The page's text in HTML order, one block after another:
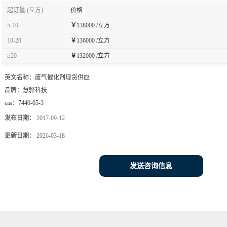
起订量 (立方) 价格
5-10 ￥138000 /立方
10-20 ￥136000 /立方
≥20 ￥132000 /立方
英文名称： 废气催化剂现货供应
品牌： 慧骅科技
cas： 7440-05-3
发布日期： 2017-09-12
更新日期： 2026-03-18
发送咨询信息